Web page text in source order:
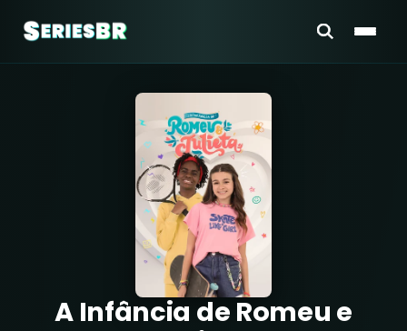
A Infância de Romeu e